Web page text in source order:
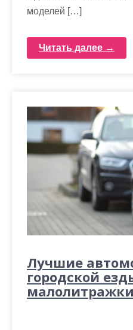
моделей […]
Читать далее →
Лучшие
городской